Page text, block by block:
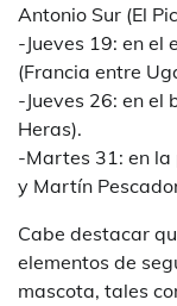
Antonio Sur (El
-Jueves 19: en el
(Francia entre
-Jueves 26: en el
Heras).
-Martes 31: en la
y Martín
Cabe destacar
elementos de
mascota, tales